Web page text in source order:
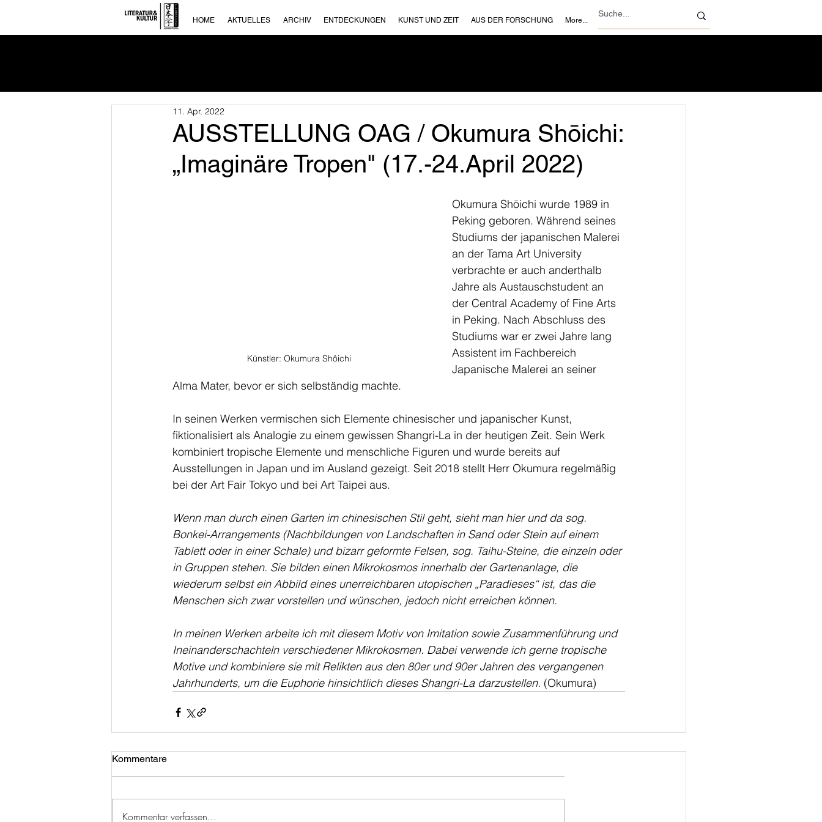
HOME AKTUELLES ARCHIV ENTDECKUNGEN KUNST UND ZEIT AUS DER FORSCHUNG More...
AUSSTELLUNG OAG / Okumura Shōichi:
„Imaginäre Tropen" (17.-24.April 2022)
11. Apr. 2022
Künstler: Okumura Shôichi
Okumura Shōichi wurde 1989 in
Peking geboren. Während seines
Studiums der japanischen Malerei
an der Tama Art University
verbrachte er auch anderthalb
Jahre als Austauschstudent an
der Central Academy of Fine Arts
in Peking. Nach Abschluss des
Studiums war er zwei Jahre lang
Assistent im Fachbereich
Japanische Malerei an seiner
Alma Mater, bevor er sich selbständig machte.
In seinen Werken vermischen sich Elemente chinesischer und japanischer Kunst,
fiktionalisiert als Analogie zu einem gewissen Shangri-La in der heutigen Zeit. Sein Werk
kombiniert tropische Elemente und menschliche Figuren und wurde bereits auf
Ausstellungen in Japan und im Ausland gezeigt. Seit 2018 stellt Herr Okumura regelmäßig
bei der Art Fair Tokyo und bei Art Taipei aus.
Wenn man durch einen Garten im chinesischen Stil geht, sieht man hier und da sog.
Bonkei-Arrangements (Nachbildungen von Landschaften in Sand oder Stein auf einem
Tablett oder in einer Schale) und bizarr geformte Felsen, sog. Taihu-Steine, die einzeln oder
in Gruppen stehen. Sie bilden einen Mikrokosmos innerhalb der Gartenanlage, die
wiederum selbst ein Abbild eines unerreichbaren utopischen „Paradieses“ ist, das die
Menschen sich zwar vorstellen und wünschen, jedoch nicht erreichen können.
In meinen Werken arbeite ich mit diesem Motiv von Imitation sowie Zusammenführung und
Ineinanderschachteln verschiedener Mikrokosmen. Dabei verwende ich gerne tropische
Motive und kombiniere sie mit Relikten aus den 80er und 90er Jahren des vergangenen
Jahrhunderts, um die Euphorie hinsichtlich dieses Shangri-La darzustellen. (Okumura)
Kommentare
Kommentar verfassen...